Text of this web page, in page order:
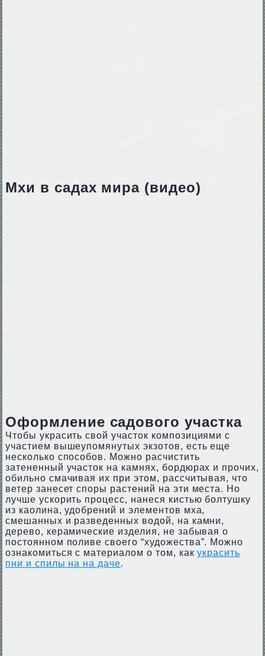
Мхи в садах мира (видео)
Оформление садового участка
Чтобы украсить свой участок композициями с
участием вышеупомянутых экзотов, есть еще
несколько способов. Можно расчистить
затененный участок на камнях, бордюрах и прочих,
обильно смачивая их при этом, рассчитывая, что
ветер занесет споры растений на эти места. Но
лучше ускорить процесс, нанеся кистью болтушку
из каолина, удобрений и элементов мха,
смешанных и разведенных водой, на камни,
дерево, керамические изделия, не забывая о
постоянном поливе своего “художества”. Можно
ознакомиться с материалом о том, какукрасить
пни и спилы на на даче.